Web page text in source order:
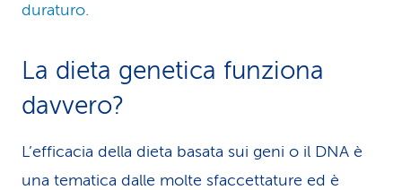
duraturo.
La dieta genetica funziona
davvero?
L’efficacia della dieta basata sui geni o il DNA è
una tematica dalle molte sfaccettature ed è